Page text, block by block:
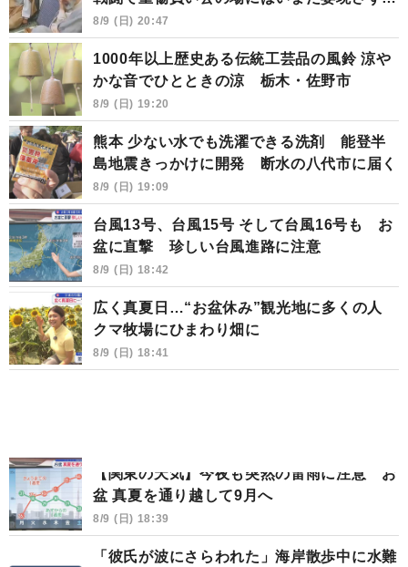
8/9 (日) 20:47
1000年以上歴史ある伝統工芸品の風鈴 涼や
かな音でひとときの涼 栃木・佐野市
8/9 (日) 19:20
熊本 少ない水でも洗濯できる洗剤 能登半
島地震きっかけに開発 断水の八代市に届く
8/9 (日) 19:09
台風13号、台風15号 そして台風16号も お
盆に直撃 珍しい台風進路に注意
8/9 (日) 18:42
広く真夏日…“お盆休み”観光地に多くの人
クマ牧場にひまわり畑に
8/9 (日) 18:41
【関東の天気】今夜も突然の雷雨に注意 お
盆 真夏を通り越して9月へ
8/9 (日) 18:39
「彼氏が波にさらわれた」海岸散歩中に水難